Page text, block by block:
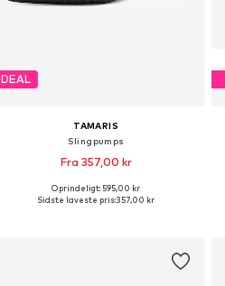
DEAL
TAMARIS
Slingpumps
Fra 357,00 kr
Oprindeligt: 595,00 kr
Sidste laveste pris:357,00 kr